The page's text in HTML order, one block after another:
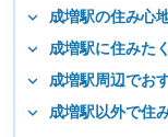
成増駅の住み心
成増駅に住みた
成増駅周辺でお
成増駅以外で住